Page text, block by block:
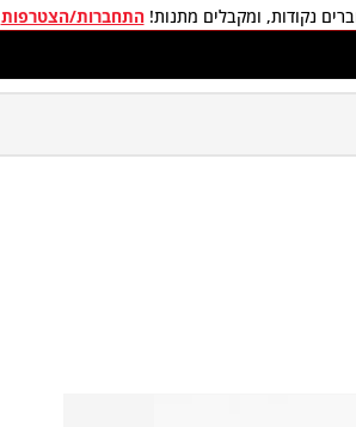
נקודות, ומקבלים מתנות!התחברות/הצטרפות